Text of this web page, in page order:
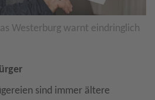
Westerburg warnt eindringlich
sind immer ältere